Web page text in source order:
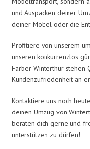
und Auspacken deiner
deiner Möbel oder die
Profitiere von unserem
unseren konkurrenzlos
Farber Winterthur stehen
Kundenzufriedenheit an
Kontaktiere uns noch
deinen Umzug von
beraten dich gerne und
unterstützen zu dürfen!